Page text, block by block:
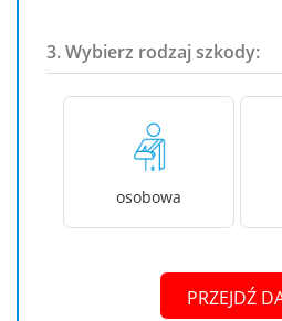
3. Wybierz rodzaj szkody:
osobowa
PRZEJDŹ